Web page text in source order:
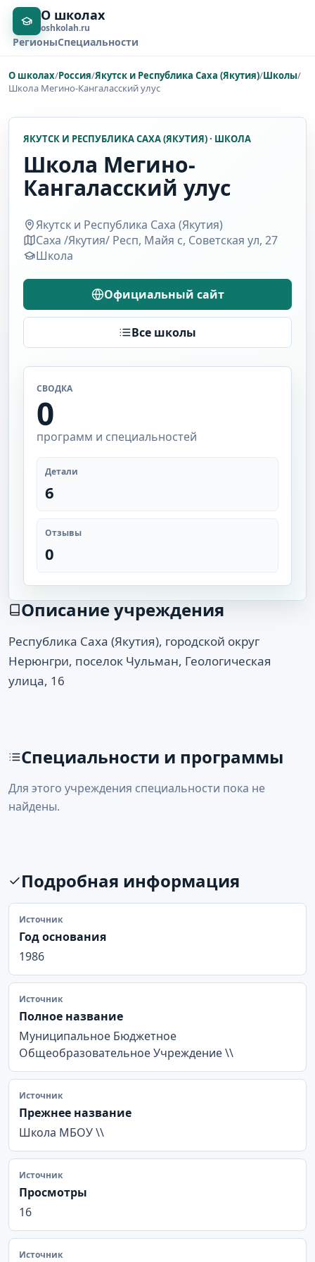
О школах
oshkolah.ru
РегионыСпециальности
О школах/Россия/Якутск и Республика Саха (Якутия)/Школы/
Школа Мегино-Кангаласский улус
ЯКУТСК И РЕСПУБЛИКА САХА (ЯКУТИЯ) · ШКОЛА
Школа Мегино-
Кангаласский улус
Якутск и Республика Саха (Якутия)
Саха /Якутия/ Респ, Майя с, Советская ул, 27
Школа
Официальный сайт
Все школы
СВОДКА
0
программ и специальностей
Детали
6
Отзывы
0
Описание учреждения
Республика Саха (Якутия), городской округ
Нерюнгри, поселок Чульман, Геологическая
улица, 16
Специальности и программы
Для этого учреждения специальности пока не
найдены.
Подробная информация
Источник
Год основания
1986
Источник
Полное название
Муниципальное Бюджетное
Общеобразовательное Учреждение \\
Источник
Прежнее название
Школа МБОУ \\
Источник
Просмотры
16
Источник